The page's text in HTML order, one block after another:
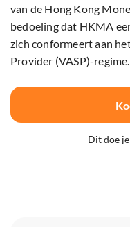
van de Hong Kong
bedoeling dat HKMA
zich conformeert aan
Provider (VASP)-regime.
Dit doe